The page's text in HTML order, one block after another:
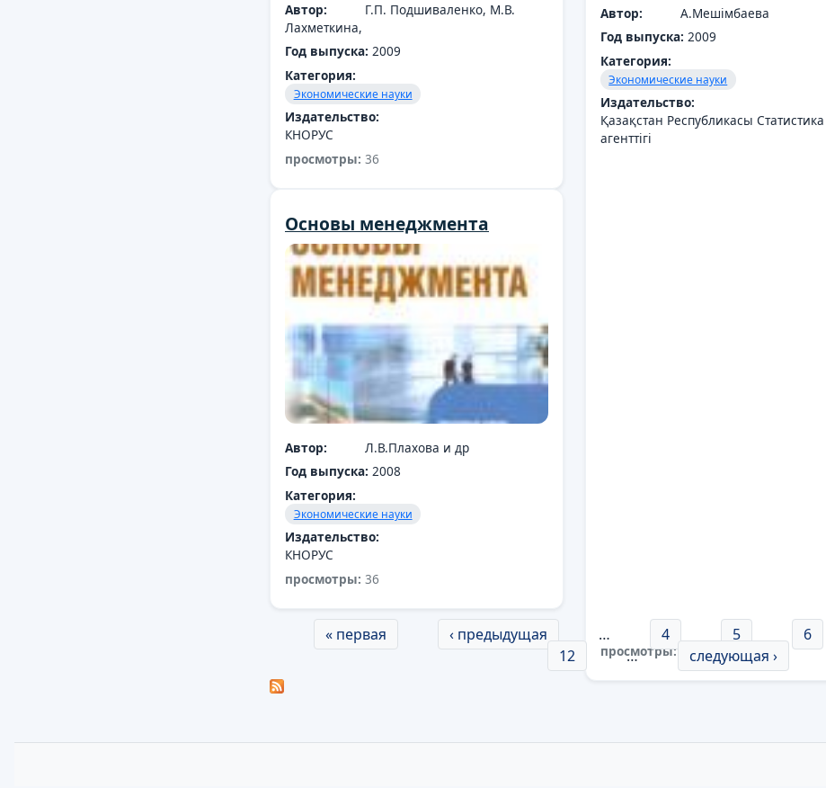
Автор:
А.Мешімбаева
Год выпуска: 2009
Категория:
Экономические науки
Издательство:
Қазақстан Республикасы Статистика
агенттігі
просмотры: 32
Автор:
Г.П. Подшиваленко, М.В.
Лахметкина,
Год выпуска: 2009
Категория:
Экономические науки
Издательство:
КНОРУС
просмотры: 36
Основы менеджмента
Автор:
Л.В.Плахова и др
Год выпуска: 2008
Категория:
Экономические науки
Издательство:
КНОРУС
просмотры: 36
Страницы
« первая ‹ предыдущая … 4 5 6
12
… следующая ›